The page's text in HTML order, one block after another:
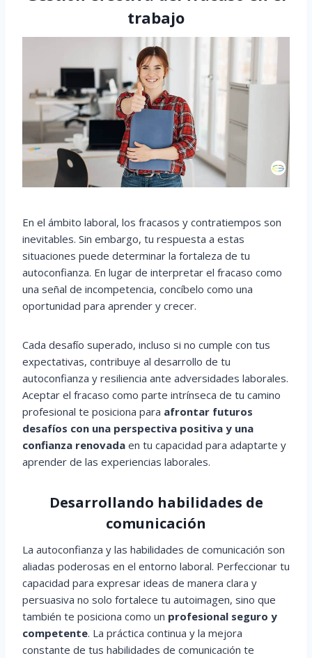
trabajo
En el ámbito laboral, los fracasos y contratiempos son
inevitables. Sin embargo, tu respuesta a estas
situaciones puede determinar la fortaleza de tu
autoconfianza. En lugar de interpretar el fracaso como
una señal de incompetencia, concíbelo como una
oportunidad para aprender y crecer.
Cada desafío superado, incluso si no cumple con tus
expectativas, contribuye al desarrollo de tu
autoconfianza y resiliencia ante adversidades laborales.
Aceptar el fracaso como parte intrínseca de tu camino
profesional te posiciona para afrontar futuros
desafíos con una perspectiva positiva y una
confianza renovada en tu capacidad para adaptarte y
aprender de las experiencias laborales.
Desarrollando habilidades de
comunicación
La autoconfianza y las habilidades de comunicación son
aliadas poderosas en el entorno laboral. Perfeccionar tu
capacidad para expresar ideas de manera clara y
persuasiva no solo fortalece tu autoimagen, sino que
también te posiciona como un profesional seguro y
competente. La práctica continua y la mejora
constante de tus habilidades de comunicación te